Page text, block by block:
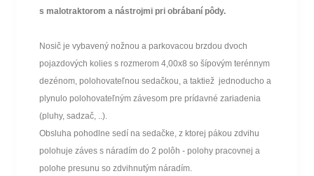
s malotraktorom a nástrojmi pri obrábaní pôdy.
Nosič je vybavený nožnou a parkovacou brzdou dvoch
pojazdových kolies s rozmerom 4,00x8 so šípovým terénnym
dezénom, polohovateľnou sedačkou, a taktiež jednoducho a
plynulo polohovateľným závesom pre prídavné zariadenia
(pluhy, sadzač, ..).
Obsluha pohodlne sedí na sedačke, z ktorej pákou zdvihu
polohuje záves s náradím do 2 polôh - polohy pracovnej a
polohe presunu so zdvihnutým náradím.